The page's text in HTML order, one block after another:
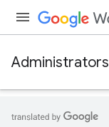
Administrators